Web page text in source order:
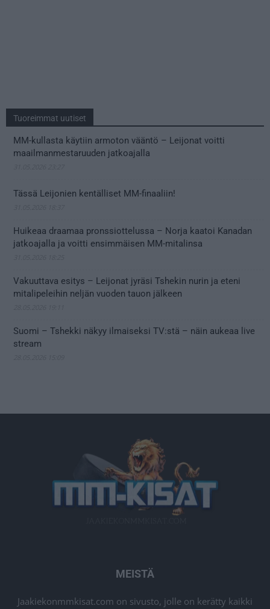
Tuoreimmat uutiset
MM-kullasta käytiin armoton vääntö – Leijonat voitti
maailmanmestaruuden jatkoajalla
Tässä Leijonien kentälliset MM-finaaliin!
Huikeaa draamaa pronssiottelussa – Norja kaatoi Kanadan
jatkoajalla ja voitti ensimmäisen MM-mitalinsa
Vakuuttava esitys – Leijonat jyräsi Tshekin nurin ja eteni
mitalipeleihin neljän vuoden tauon jälkeen
Suomi – Tshekki näkyy ilmaiseksi TV:stä – näin aukeaa live
stream
MEISTÄ
Jaakiekonmmkisat.com on sivusto, jolle on kerätty kaikki